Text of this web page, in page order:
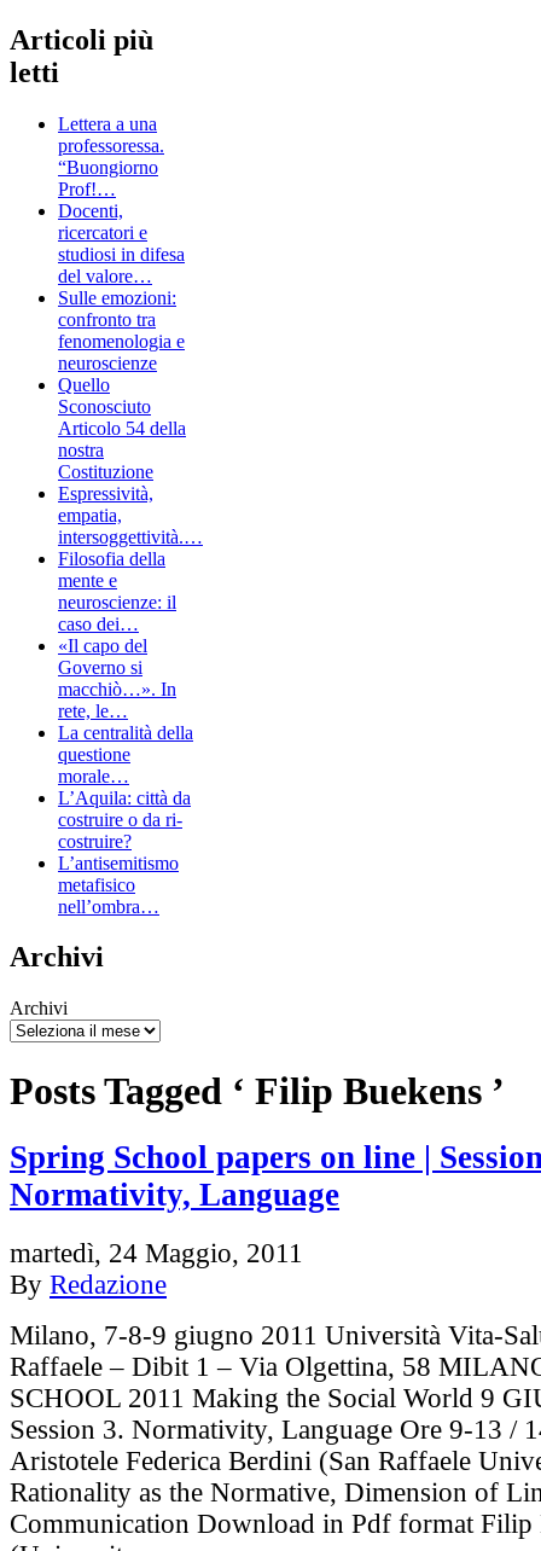
Articoli più
letti
Lettera a una
professoressa.
“Buongiorno
Prof!…
Docenti,
ricercatori e
studiosi in difesa
del valore…
Sulle emozioni:
confronto tra
fenomenologia e
neuroscienze
Quello
Sconosciuto
Articolo 54 della
nostra
Costituzione
Espressività,
empatia,
intersoggettività.…
Filosofia della
mente e
neuroscienze: il
caso dei…
«Il capo del
Governo si
macchiò…». In
rete, le…
La centralità della
questione
morale…
L’Aquila: città da
costruire o da ri-
costruire?
L’antisemitismo
metafisico
nell’ombra…
Archivi
Archivi
Posts Tagged ‘ Filip Buekens ’
Spring School papers on line |
Normativity, Language
martedì, 24 Maggio, 2011
By Redazione
Milano, 7-8-9 giugno 2011 Università Vita-
Raffaele – Dibit 1 – Via Olgettina, 58
SCHOOL 2011 Making the Social World 9
Session 3. Normativity, Language Ore 9-13 /
Aristotele Federica Berdini (San Raffaele
Rationality as the Normative, Dimension of
Communication Download in Pdf format Filip